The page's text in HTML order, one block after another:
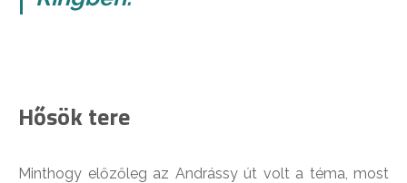
Hősök tere
Minthogy előzőleg az Andrássy út volt a téma, most